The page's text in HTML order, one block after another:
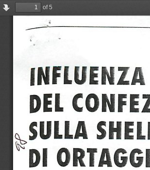
Next
of 5
INFLUENZA
DEL
JULLA
Dl